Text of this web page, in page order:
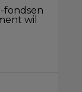
fondsen
wil